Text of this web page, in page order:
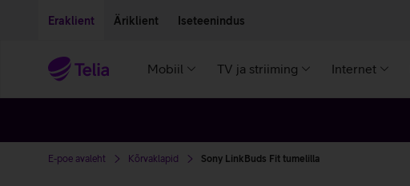
Eraklient Äriklient Iseteenindus
Mobiil TV ja striiming Internet
E-poe avaleht Kõrvaklapid Sony LinkBuds Fit tumelilla